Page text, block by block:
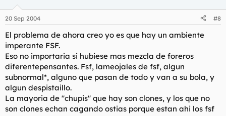
20 Sep 2004 #8
El problema de ahora creo yo es que hay un ambiente
imperante FSF.
Eso no importaria si hubiese mas mezcla de foreros
diferentepensantes. Fsf, lameojales de fsf, algun
subnormal*, alguno que pasan de todo y van a su bola, y
algun despistaillo.
La mayoria de "chupis" que hay son clones, y los que no
son clones echan cagando ostias porque estan ahi los fsf